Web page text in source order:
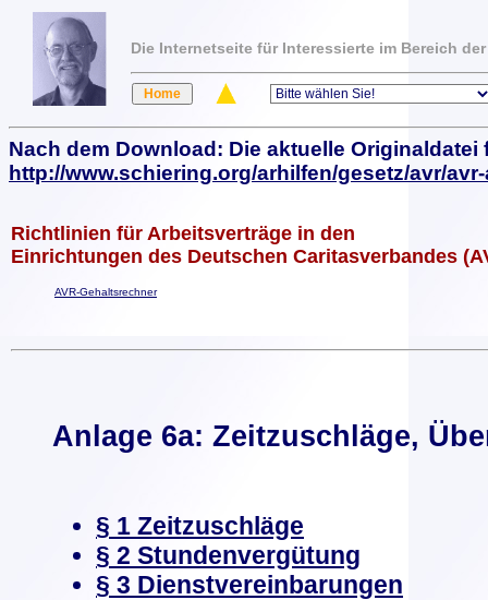
Die Internetseite für Interessierte im Bereich
Nach dem Download: Die aktuelle Originaldatei
http://www.schiering.org/arhilfen/gesetz/avr/
Richtlinien für Arbeitsverträge in den
Einrichtungen des Deutschen Caritasverbandes
AVR-Gehaltsrechner
Anlage 6a: Zeitzuschläge,
§ 1 Zeitzuschläge
§ 2 Stundenvergütung
§ 3 Dienstvereinbarungen